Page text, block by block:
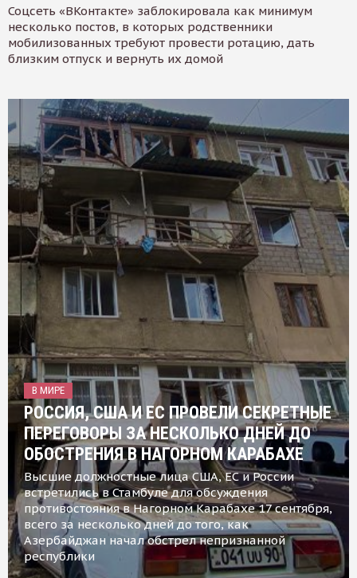
Соцсеть «ВКонтакте» заблокировала как минимум
несколько постов, в которых родственники
мобилизованных требуют провести ротацию, дать
близким отпуск и вернуть их домой
В МИРЕ
РОССИЯ, США И ЕС ПРОВЕЛИ СЕКРЕТНЫЕ
ПЕРЕГОВОРЫ ЗА НЕСКОЛЬКО ДНЕЙ ДО
ОБОСТРЕНИЯ В НАГОРНОМ КАРАБАХЕ
Высшие должностные лица США, ЕС и России
встретились в Стамбуле для обсуждения
противостояния в Нагорном Карабахе 17 сентября,
всего за несколько дней до того, как
Азербайджан начал обстрел непризнанной
республики